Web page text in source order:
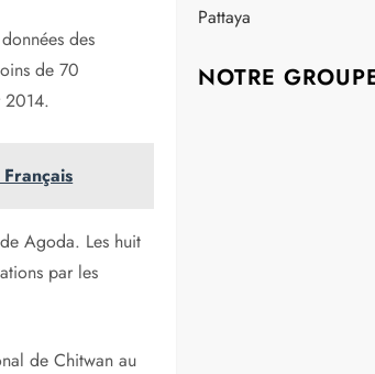
des
de 70
2014.
Agoda. Les huit
par les
de Chitwan au
Pattaya
NOTRE